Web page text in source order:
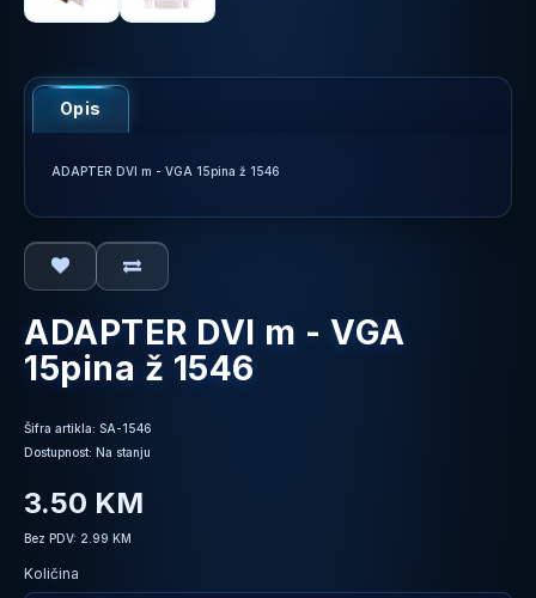
Opis
ADAPTER DVI m - VGA 15pina ž 1546
ADAPTER DVI m - VGA
15pina ž 1546
Šifra artikla: SA-1546
Dostupnost: Na stanju
3.50 KM
Bez PDV: 2.99 KM
Količina